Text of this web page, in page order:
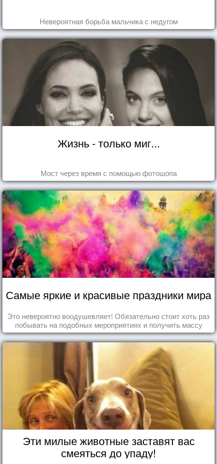
Невероятная борьба мальчика с недугом
Жизнь - только миг...
Мост через время с помощью фотошопа
Самые яркие и красивые праздники мира
Это невероятно воодушевляет! Обязательно стоит хоть раз
побывать на подобных мероприятиях и получить массу
впечатлений!
Эти милые животные заставят вас
смеяться до упаду!